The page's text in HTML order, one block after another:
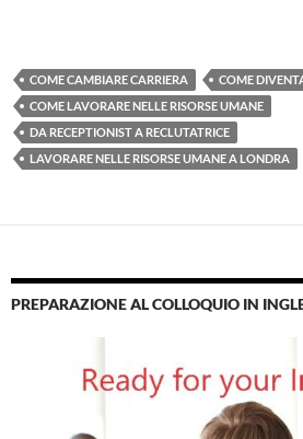
COME CAMBIARE CARRIERA
COME
COME LAVORARE NELLE RISORSE UMANE
DA RECEPTIONIST A RECLUTATRICE
LAVORARE NELLE RISORSE UMANE A LONDRA
PREPARAZIONE AL COLLOQUIO IN